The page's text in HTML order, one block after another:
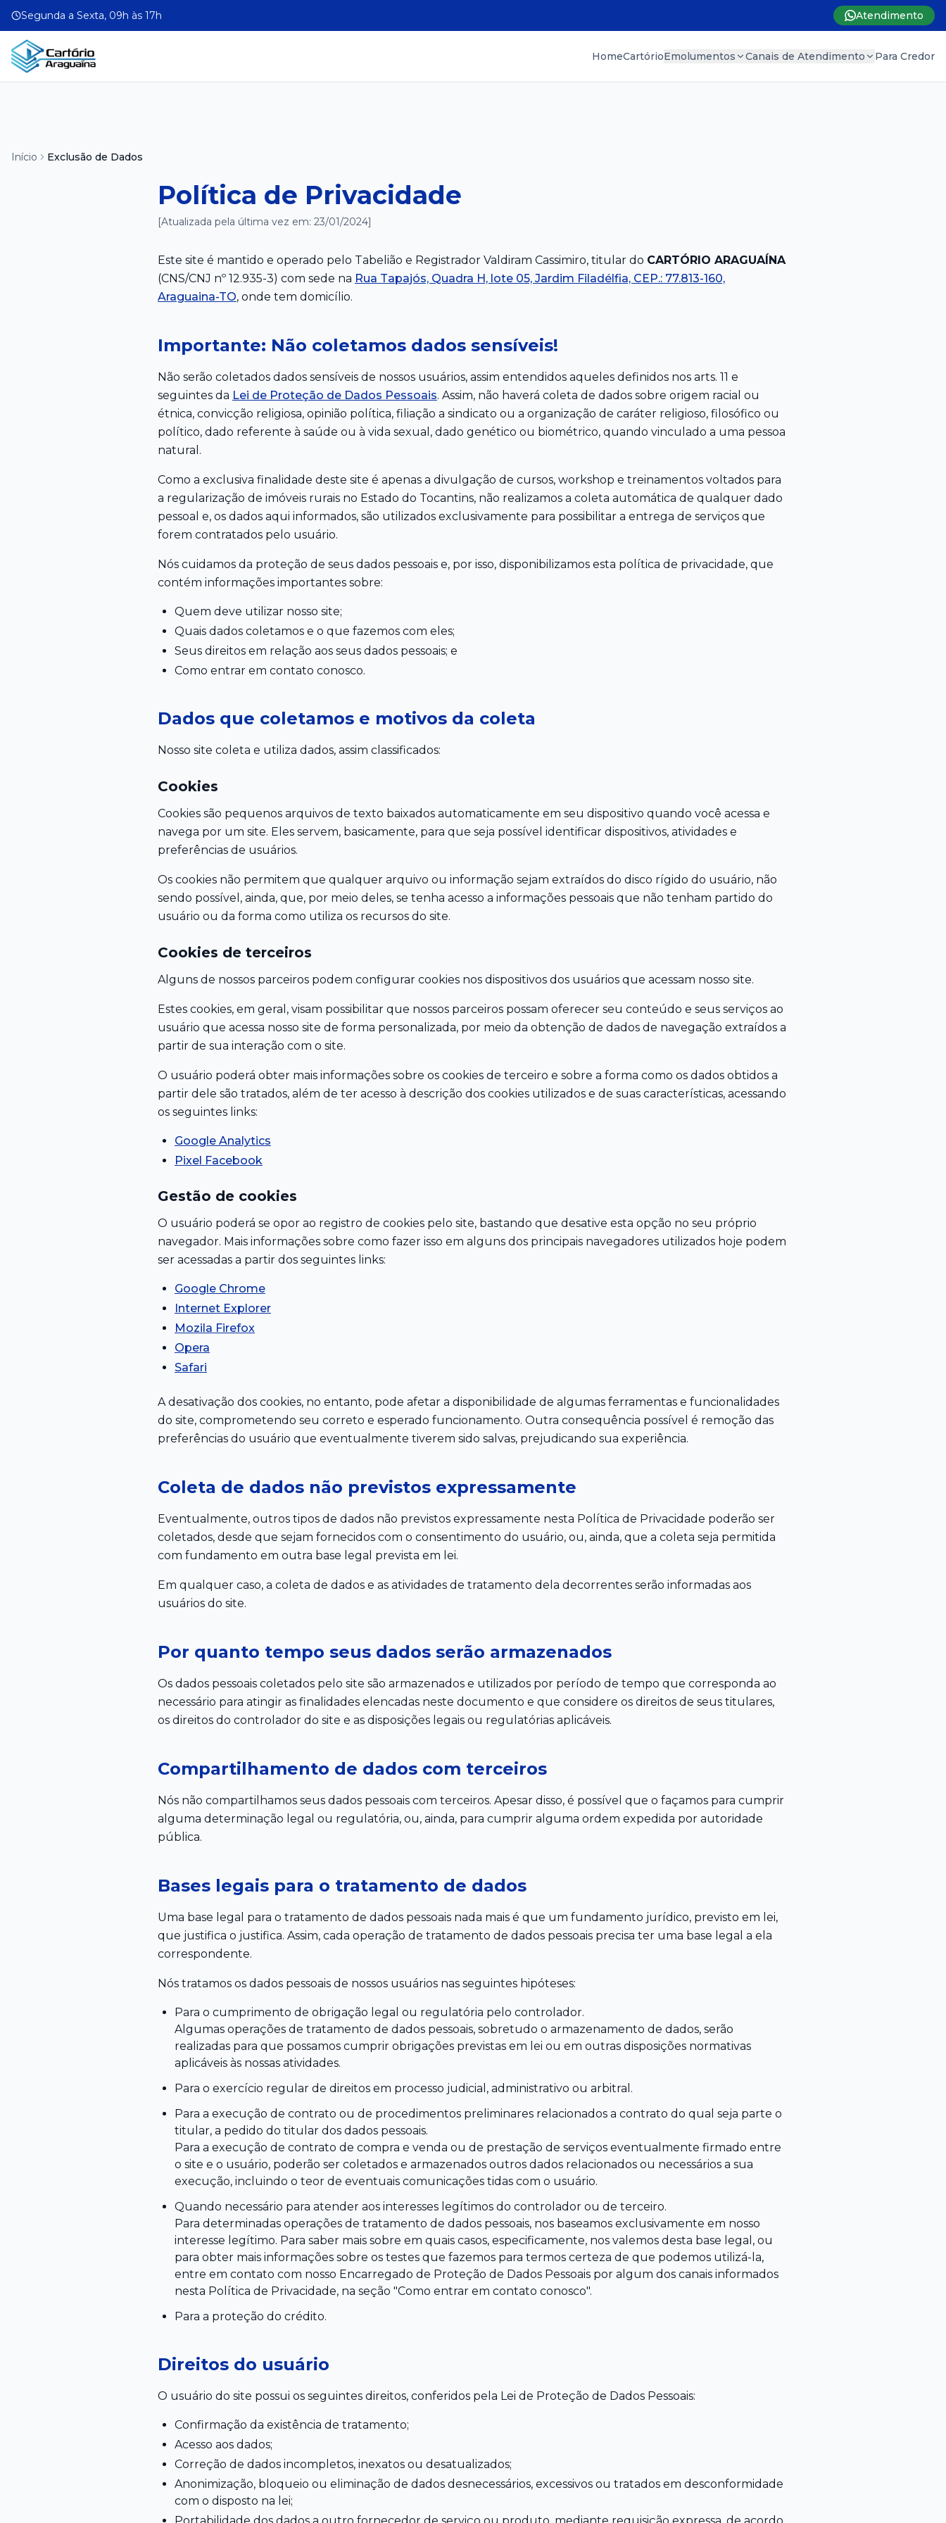
Segunda a Sexta, 09h às 17h Atendimento
HomeCartórioEmolumentos Canais de Atendimento Para Credor
Início Exclusão de Dados
Política de Privacidade
[Atualizada pela última vez em: 23/01/2024]
Este site é mantido e operado pelo Tabelião e Registrador Valdiram Cassimiro, titular do CARTÓRIO ARAGUAÍNA
(CNS/CNJ nº 12.935-3) com sede na Rua Tapajós, Quadra H, lote 05, Jardim Filadélfia, CEP.: 77.813-160,
Araguaina-TO, onde tem domicílio.
Importante: Não coletamos dados sensíveis!
Não serão coletados dados sensíveis de nossos usuários, assim entendidos aqueles definidos nos arts. 11 e
seguintes da Lei de Proteção de Dados Pessoais. Assim, não haverá coleta de dados sobre origem racial ou
étnica, convicção religiosa, opinião política, filiação a sindicato ou a organização de caráter religioso, filosófico ou
político, dado referente à saúde ou à vida sexual, dado genético ou biométrico, quando vinculado a uma pessoa
natural.
Como a exclusiva finalidade deste site é apenas a divulgação de cursos, workshop e treinamentos voltados para
a regularização de imóveis rurais no Estado do Tocantins, não realizamos a coleta automática de qualquer dado
pessoal e, os dados aqui informados, são utilizados exclusivamente para possibilitar a entrega de serviços que
forem contratados pelo usuário.
Nós cuidamos da proteção de seus dados pessoais e, por isso, disponibilizamos esta política de privacidade, que
contém informações importantes sobre:
Quem deve utilizar nosso site;
Quais dados coletamos e o que fazemos com eles;
Seus direitos em relação aos seus dados pessoais; e
Como entrar em contato conosco.
Dados que coletamos e motivos da coleta
Nosso site coleta e utiliza dados, assim classificados:
Cookies
Cookies são pequenos arquivos de texto baixados automaticamente em seu dispositivo quando você acessa e
navega por um site. Eles servem, basicamente, para que seja possível identificar dispositivos, atividades e
preferências de usuários.
Os cookies não permitem que qualquer arquivo ou informação sejam extraídos do disco rígido do usuário, não
sendo possível, ainda, que, por meio deles, se tenha acesso a informações pessoais que não tenham partido do
usuário ou da forma como utiliza os recursos do site.
Cookies de terceiros
Alguns de nossos parceiros podem configurar cookies nos dispositivos dos usuários que acessam nosso site.
Estes cookies, em geral, visam possibilitar que nossos parceiros possam oferecer seu conteúdo e seus serviços ao
usuário que acessa nosso site de forma personalizada, por meio da obtenção de dados de navegação extraídos a
partir de sua interação com o site.
O usuário poderá obter mais informações sobre os cookies de terceiro e sobre a forma como os dados obtidos a
partir dele são tratados, além de ter acesso à descrição dos cookies utilizados e de suas características, acessando
os seguintes links:
Google Analytics
Pixel Facebook
Gestão de cookies
O usuário poderá se opor ao registro de cookies pelo site, bastando que desative esta opção no seu próprio
navegador. Mais informações sobre como fazer isso em alguns dos principais navegadores utilizados hoje podem
ser acessadas a partir dos seguintes links:
Google Chrome
Internet Explorer
Mozila Firefox
Opera
Safari
A desativação dos cookies, no entanto, pode afetar a disponibilidade de algumas ferramentas e funcionalidades
do site, comprometendo seu correto e esperado funcionamento. Outra consequência possível é remoção das
preferências do usuário que eventualmente tiverem sido salvas, prejudicando sua experiência.
Coleta de dados não previstos expressamente
Eventualmente, outros tipos de dados não previstos expressamente nesta Política de Privacidade poderão ser
coletados, desde que sejam fornecidos com o consentimento do usuário, ou, ainda, que a coleta seja permitida
com fundamento em outra base legal prevista em lei.
Em qualquer caso, a coleta de dados e as atividades de tratamento dela decorrentes serão informadas aos
usuários do site.
Por quanto tempo seus dados serão armazenados
Os dados pessoais coletados pelo site são armazenados e utilizados por período de tempo que corresponda ao
necessário para atingir as finalidades elencadas neste documento e que considere os direitos de seus titulares,
os direitos do controlador do site e as disposições legais ou regulatórias aplicáveis.
Compartilhamento de dados com terceiros
Nós não compartilhamos seus dados pessoais com terceiros. Apesar disso, é possível que o façamos para cumprir
alguma determinação legal ou regulatória, ou, ainda, para cumprir alguma ordem expedida por autoridade
pública.
Bases legais para o tratamento de dados
Uma base legal para o tratamento de dados pessoais nada mais é que um fundamento jurídico, previsto em lei,
que justifica o justifica. Assim, cada operação de tratamento de dados pessoais precisa ter uma base legal a ela
correspondente.
Nós tratamos os dados pessoais de nossos usuários nas seguintes hipóteses:
Para o cumprimento de obrigação legal ou regulatória pelo controlador.
Algumas operações de tratamento de dados pessoais, sobretudo o armazenamento de dados, serão
realizadas para que possamos cumprir obrigações previstas em lei ou em outras disposições normativas
aplicáveis às nossas atividades.
Para o exercício regular de direitos em processo judicial, administrativo ou arbitral.
Para a execução de contrato ou de procedimentos preliminares relacionados a contrato do qual seja parte o
titular, a pedido do titular dos dados pessoais.
Para a execução de contrato de compra e venda ou de prestação de serviços eventualmente firmado entre
o site e o usuário, poderão ser coletados e armazenados outros dados relacionados ou necessários a sua
execução, incluindo o teor de eventuais comunicações tidas com o usuário.
Quando necessário para atender aos interesses legítimos do controlador ou de terceiro.
Para determinadas operações de tratamento de dados pessoais, nos baseamos exclusivamente em nosso
interesse legítimo. Para saber mais sobre em quais casos, especificamente, nos valemos desta base legal, ou
para obter mais informações sobre os testes que fazemos para termos certeza de que podemos utilizá-la,
entre em contato com nosso Encarregado de Proteção de Dados Pessoais por algum dos canais informados
nesta Política de Privacidade, na seção "Como entrar em contato conosco".
Para a proteção do crédito.
Direitos do usuário
O usuário do site possui os seguintes direitos, conferidos pela Lei de Proteção de Dados Pessoais:
Confirmação da existência de tratamento;
Acesso aos dados;
Correção de dados incompletos, inexatos ou desatualizados;
Anonimização, bloqueio ou eliminação de dados desnecessários, excessivos ou tratados em desconformidade
com o disposto na lei;